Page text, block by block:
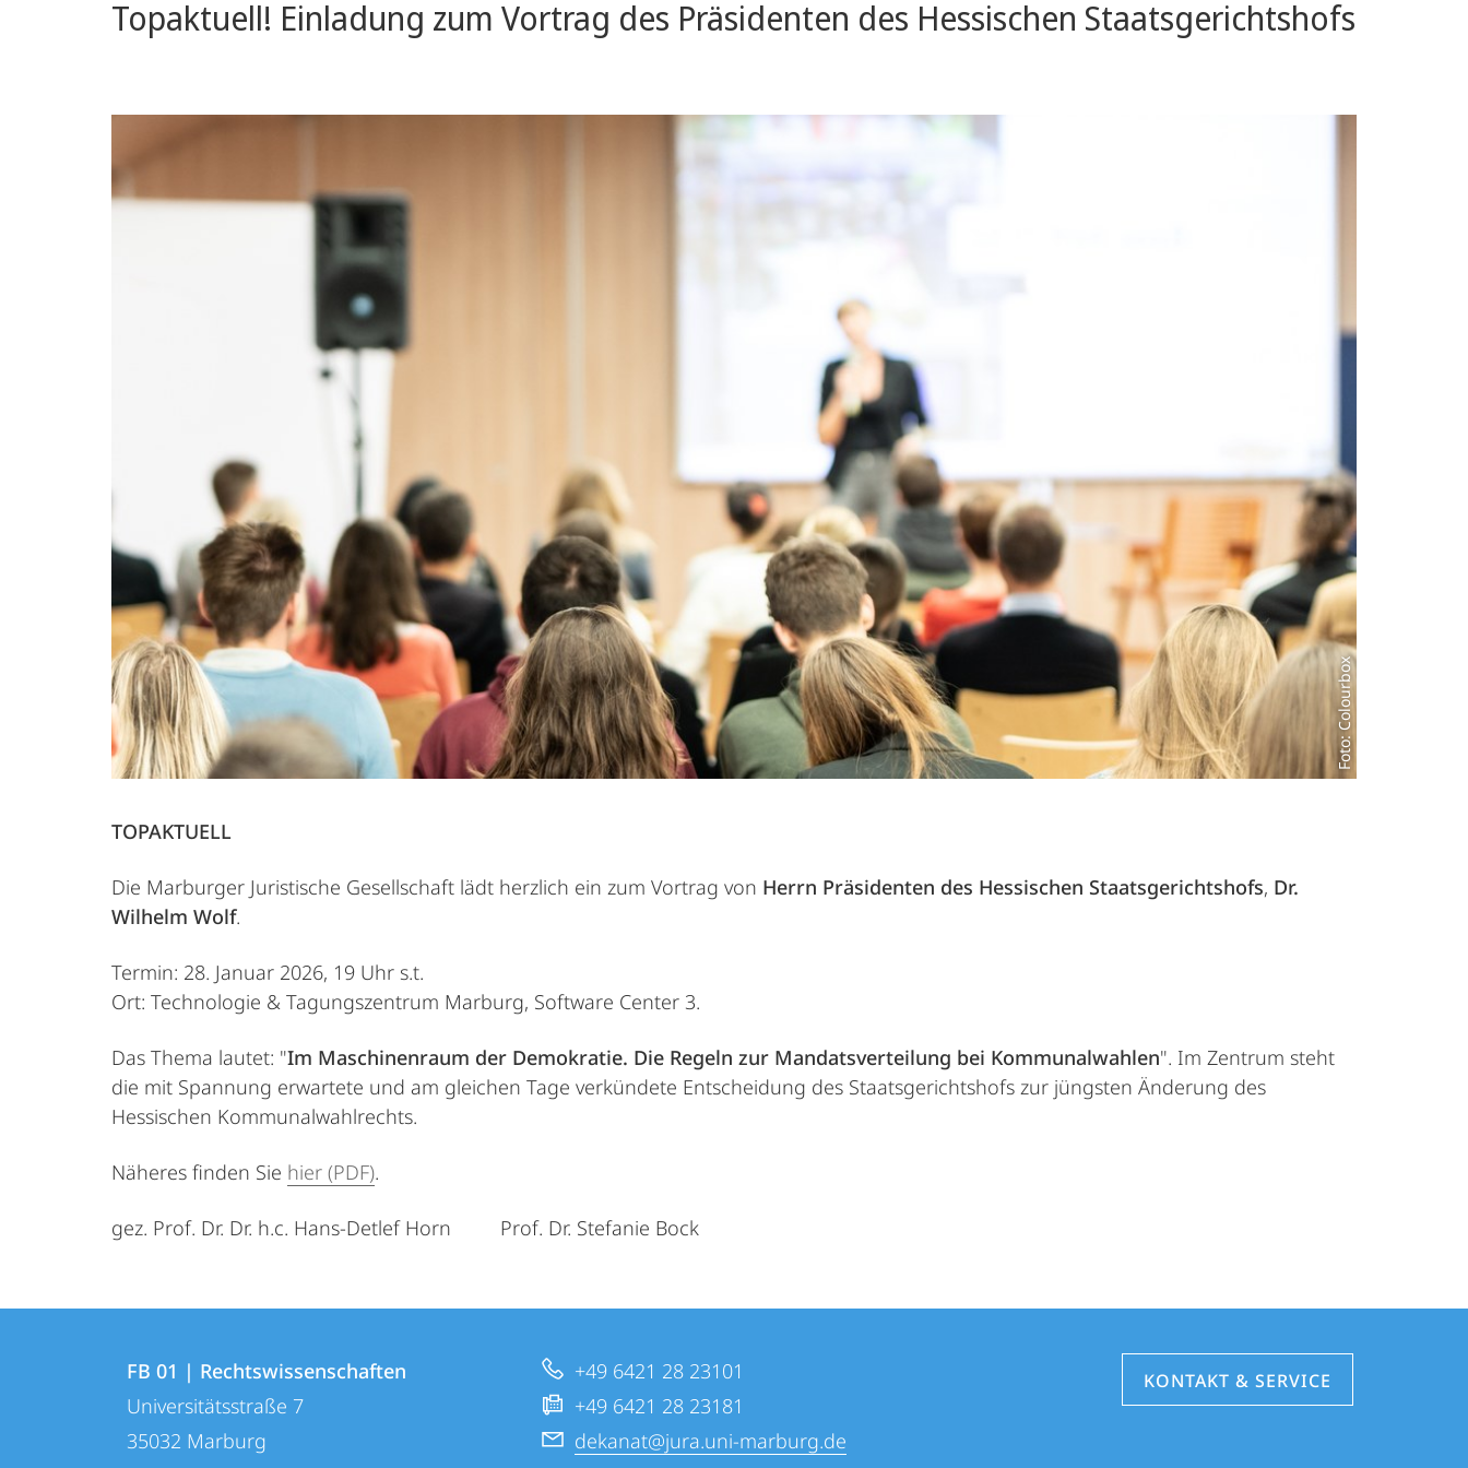
Topaktuell! Einladung zum Vortrag des Präsidenten des Hessischen Staatsgerichtshofs
Foto: Colourbox
TOPAKTUELL
Die Marburger Juristische Gesellschaft lädt herzlich ein zum Vortrag von Herrn Präsidenten des Hessischen Staatsgerichtshofs, Dr.
Wilhelm Wolf.
Termin: 28. Januar 2026, 19 Uhr s.t.
Ort: Technologie & Tagungszentrum Marburg, Software Center 3.
Das Thema lautet: "Im Maschinenraum der Demokratie. Die Regeln zur Mandatsverteilung bei Kommunalwahlen". Im Zentrum steht
die mit Spannung erwartete und am gleichen Tage verkündete Entscheidung des Staatsgerichtshofs zur jüngsten Änderung des
Hessischen Kommunalwahlrechts.
Näheres finden Sie hier (PDF).
gez. Prof. Dr. Dr. h.c. Hans-Detlef Horn Prof. Dr. Stefanie Bock
Informationen
Kontaktinformationen
FB
01
FB 01 | Rechtswissenschaften
Universitätsstraße 7
35032 Marburg
+49 6421 28 23101
+49 6421 28 23181
dekanat@jura.uni-marburg.de
KONTAKT & SERVICE